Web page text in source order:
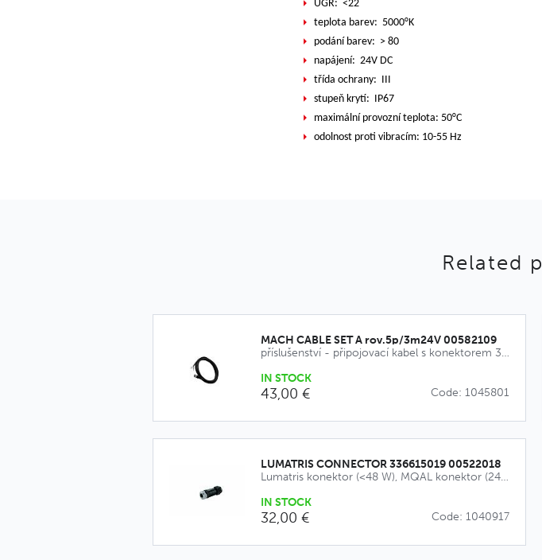
UGR: <22
teplota barev: 5000°K
podání barev: > 80
napájení: 24V DC
třída ochrany: III
stupeň krytí: IP67
maximální provozní teplota: 50°C
odolnost proti vibracím: 10-55 Hz
Related
MACH CABLE SET A rov.5p/3m24V 00582109
příslušenství - připojovací kabel s konektorem 3m
IN STOCK
43,00 € Code: 1045801
LUMATRIS CONNECTOR 336615019 00522018
Lumatris konektor (<48 W), MQAL konektor (24V bez průběžného zapojení)
IN STOCK
32,00 € Code: 1040917